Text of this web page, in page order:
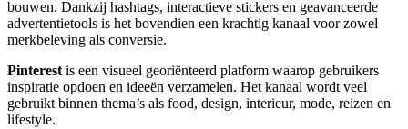
bouwen. Dankzij hashtags, interactieve stickers en geavanceerde
advertentietools is het bovendien een krachtig kanaal voor zowel
merkbeleving als conversie.
Pinterest is een visueel georiënteerd platform waarop gebruikers
inspiratie opdoen en ideeën verzamelen. Het kanaal wordt veel
gebruikt binnen thema’s als food, design, interieur, mode, reizen en
lifestyle.